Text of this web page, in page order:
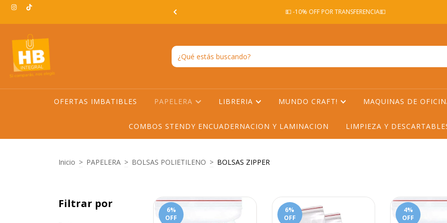
EN TODO AMBA -ENVIO GRATIS EN AMBA A PARTIR DE
💵 -10% OFF POR TRANSFERENCIA💵
OFERTAS IMBATIBLES PAPELERA LIBRERIA MUNDO CRAFT! MAQUINAS DE
COMBOS STENDY ENCUADERNACION Y LAMINACION LIMPIEZA Y
Inicio > PAPELERA > BOLSAS POLIETILENO > BOLSAS ZIPPER
Filtrar por 6%
OFF
6%
OFF
4%
OFF